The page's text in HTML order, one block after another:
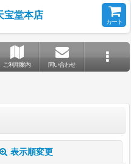
宝堂本店
カート
ご利用案内 問い合わせ
表示順変更